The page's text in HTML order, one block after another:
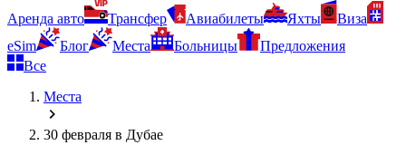
Аренда авто
Трансфер Авиабилеты Яхты
Виза
eSim
Блог Места Больницы
Предложения
Все
Места
30 февраля в Дубае